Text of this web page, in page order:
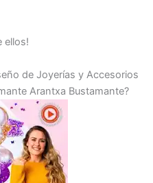
ellos!
de Joyerías y Accesorios
Arantxa Bustamante?